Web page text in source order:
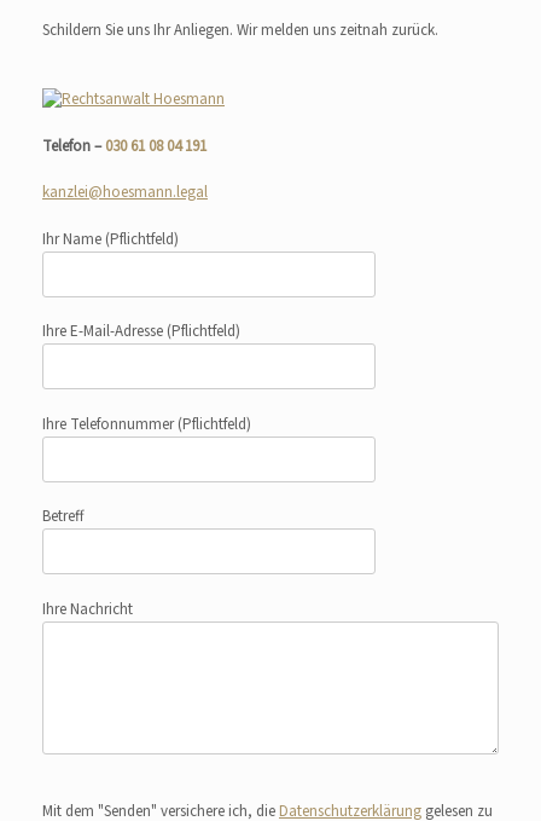
Schildern Sie uns Ihr Anliegen. Wir melden uns zeitnah zurück.
Telefon –030 61 08 04 191
kanzlei@hoesmann.legal
Ihr Name (Pflichtfeld)
Ihre E-Mail-Adresse (Pflichtfeld)
Ihre Telefonnummer(Pflichtfeld)
Betreff
Ihre Nachricht
Bitte lasse dieses Feld leer.
Mit dem "Senden" versichere ich, die Datenschutzerklärung gelesen zu